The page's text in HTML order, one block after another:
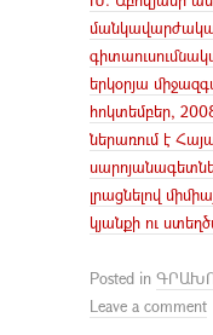
երկօրյա
հոկտեմբեր,
ներառում է
լրացնելով
կյանքի ու
Posted in
Leave a comment